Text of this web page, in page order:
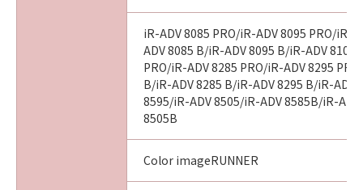
iR-ADV 8085 PRO/iR-ADV 8095 PRO/iR-
ADV 8085 B/iR-ADV 8095 B/iR-ADV 8105
PRO/iR-ADV 8285 PRO/iR-ADV 8295
B/iR-ADV 8285 B/iR-ADV 8295 B/iR-ADV
8595/iR-ADV 8505/iR-ADV 8585B/iR-
8505B
Color imageRUNNER